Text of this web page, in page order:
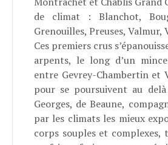
de climat : Blanchot,
Grenouilles, Preuses, Valmur,
Ces premiers crus
arpents, le long d’un
entre Gevrey-Chambertin et
pour se poursuivent au
Georges, de Beaune,
par les climats les mieux
corps souples et complexes,